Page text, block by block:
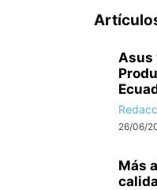
Asus
26/06/
Más